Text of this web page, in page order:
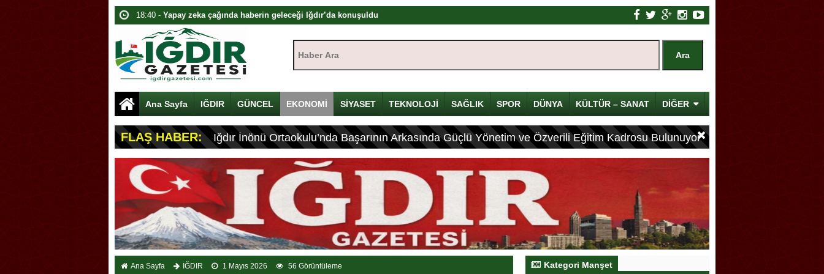
18:40 - Yapay zeka çağında haberin geleceği Iğdır’da konuşuldu
18:00 -TİGAD 13. Dijital Medya Çalıştayı’nda ilk gün sona erdi! Gazeteciliğin dijital dönüşümü Iğdır’da ele
alındı
17:40 -Adalet Bakanı Lojman Açılışında Önemli Açıklamalar Yaptı
16:00 - 13. Dijital Medya Çalıştayı Iğdır’da başladı: Hadi Özışık, internet yasasının perde arkasını anlattı
15:40 -Adalet Bakanı Akın Gürlek: Yüzyılın en önemli devlet projesi
14:40 -Bakan Gürlek’ten Dijital Medya Çalıştayı’nda Önemli Açıklamalar
14:00 -Bakan Gürlek: Halkın yüzde 91’i sürece destek veriyor
13:40 - Bakan Gürlek duyurdu: Sosyal medya düzenlemesi geliyor
19:00 -Bakan Gürlek Iğdır’da Ziyaretlerde Bulundu
Ana Sayfa IĞDIR GÜNCEL EKONOMİ SİYASET TEKNOLOJİ SAĞLIK SPOR DÜNYA KÜLTÜR – SANAT DİĞER
FLAŞ HABER: Iğdır İnönü Ortaokulu’nda Başarının Arkasında Güçlü Yönetim ve Özverili Eğitim Kadrosu Bulunuyor
Ana Sayfa IĞDIR 1 Mayıs 2026 56 Görüntüleme Kategori Manşet